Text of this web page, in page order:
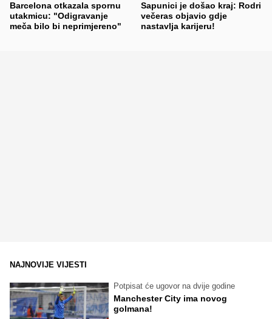
Barcelona otkazala spornu
utakmicu: "Odigravanje
meča bilo bi neprimjereno"
Sapunici je došao kraj: Rodri
večeras objavio gdje
nastavlja karijeru!
NAJNOVIJE VIJESTI
Potpisat će ugovor na dvije godine
Manchester City ima novog
golmana!